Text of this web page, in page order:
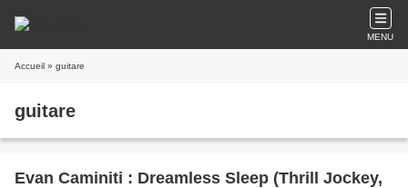
MENU
Accueil » guitare
guitare
Evan Caminiti : Dreamless Sleep (Thrill Jockey,